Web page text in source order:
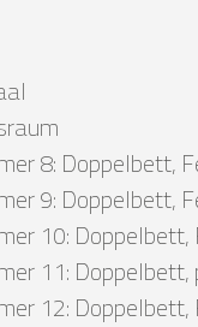
8: Doppelbett,
9: Doppelbett,
10:
11:
12: